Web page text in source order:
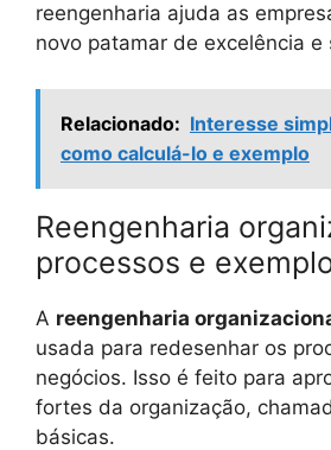
reengenharia ajuda as
novo patamar de excelência e
Relacionado: Interesse
como calculá-lo e exemplo
Reengenharia
processos e
A reengenharia
usada para redesenhar os
negócios. Isso é feito para
fortes da organização,
básicas.